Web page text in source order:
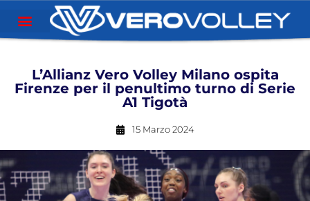
L’Allianz Vero Volley Milano ospita
Firenze per il penultimo turno di Serie
A1 Tigotà
15 Marzo 2024